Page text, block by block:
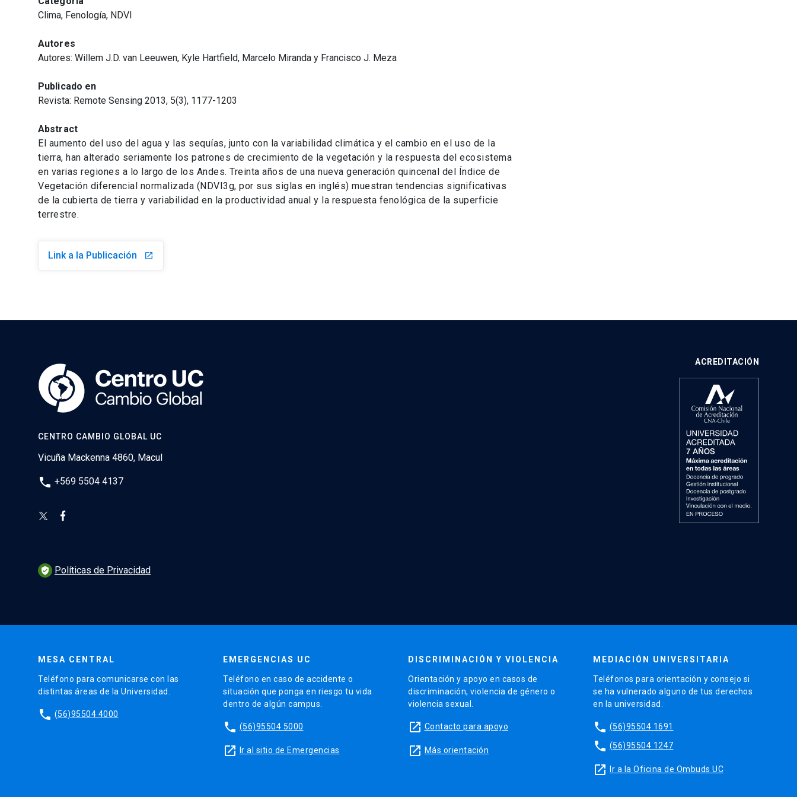
Clima, Fenología, NDVI
Autores
Autores: Willem J.D. van Leeuwen, Kyle Hartfield, Marcelo Miranda y Francisco J. Meza
Publicado en
Revista: Remote Sensing 2013, 5(3), 1177-1203
Abstract
El aumento del uso del agua y las sequías, junto con la variabilidad climática y el cambio en el uso de la
tierra, han alterado seriamente los patrones de crecimiento de la vegetación y la respuesta del ecosistema
en varias regiones a lo largo de los Andes. Treinta años de una nueva generación quincenal del Índice de
Vegetación diferencial normalizada (NDVI3g, por sus siglas en inglés) muestran tendencias significativas
de la cubierta de tierra y variabilidad en la productividad anual y la respuesta fenológica de la superficie
terrestre.
Link a la Publicación launch
CENTRO CAMBIO GLOBAL UC
Vicuña Mackenna 4860, Macul
phone +569 5504 4137
ACREDITACIÓN
verified_user Políticas de Privacidad
MESA CENTRAL
Teléfono para comunicarse con las
distintas áreas de la Universidad.
phone (56)95504 4000
EMERGENCIAS UC
Teléfono en caso de accidente o
situación que ponga en riesgo tu vida
dentro de algún campus.
phone (56)95504 5000
launch Ir al sitio de Emergencias
DISCRIMINACIÓN Y VIOLENCIA
Orientación y apoyo en casos de
discriminación, violencia de género o
violencia sexual.
launch Contacto para apoyo
launch Más orientación
MEDIACIÓN UNIVERSITARIA
Teléfonos para orientación y consejo si
se ha vulnerado alguno de tus derechos
en la universidad.
phone (56)95504 1691
phone (56)95504 1247
launch Ir a la Oficina de Ombuds UC